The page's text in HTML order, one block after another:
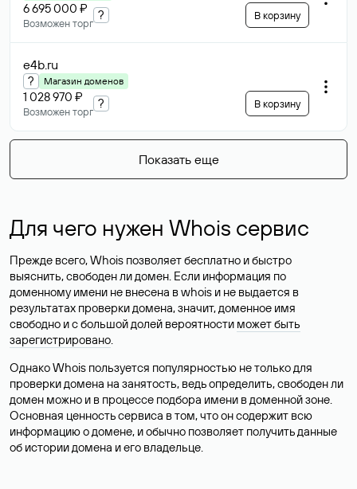
6 695 000 ₽
Возможен торг
? В корзину
e4b.ru
? Магазин доменов
1 028 970 ₽
Возможен торг
? В корзину
Показать еще
Для чего нужен Whois сервис
Прежде всего, Whois позволяет бесплатно и быстро
выяснить, свободен ли домен. Если информация по
доменному имени не внесена в whois и не выдается в
результатах проверки домена, значит, доменное имя
свободно и с большой долей вероятности может быть
зарегистрировано.
Однако Whois пользуется популярностью не только для
проверки домена на занятость, ведь определить, свободен ли
домен можно и в процессе подбора имени в доменной зоне.
Основная ценность сервиса в том, что он содержит всю
информацию о домене, и обычно позволяет получить данные
об истории домена и его владельце.